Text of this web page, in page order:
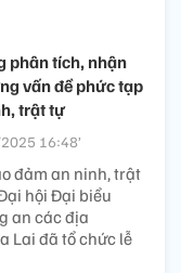
phân tích, nhận
vấn đề phức tạp
trật tự
16:48’
đảm an ninh, trật
hội Đại biểu
an các địa
Lai đã tổ chức lễ